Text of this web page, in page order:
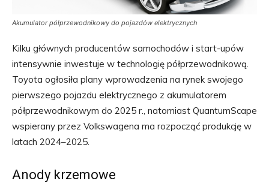
Akumulator półprzewodnikowy do pojazdów elektrycznych
Kilku głównych producentów samochodów i start-upów
intensywnie inwestuje w technologię półprzewodnikową.
Toyota ogłosiła plany wprowadzenia na rynek swojego
pierwszego pojazdu elektrycznego z akumulatorem
półprzewodnikowym do 2025 r., natomiast QuantumScape
wspierany przez Volkswagena ma rozpocząć produkcję w
latach 2024–2025.
Anody krzemowe